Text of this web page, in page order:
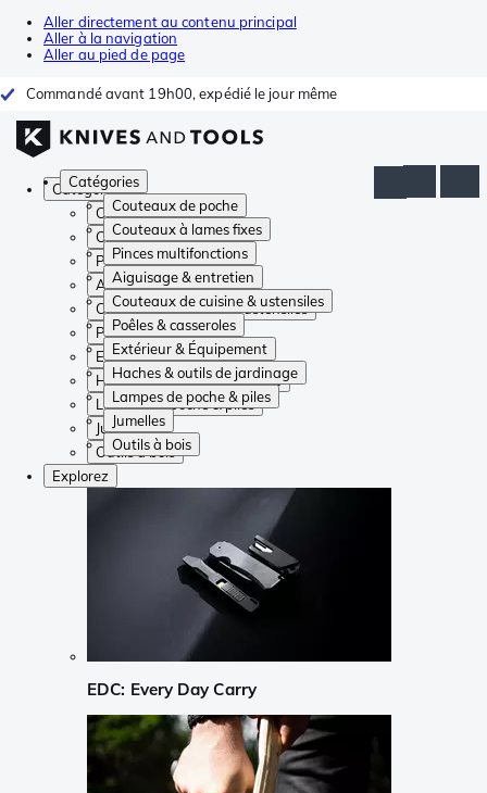
Aller directement au contenu principal
Aller à la navigation
Aller au pied de page
Commandé avant 19h00, expédié le jour même
Catégories
Couteaux de poche
Couteaux à lames fixes
Pinces multifonctions
Aiguisage & entretien
Couteaux de cuisine & ustensiles
Poêles & casseroles
Extérieur & Équipement
Haches & outils de jardinage
Lampes de poche & piles
Jumelles
Outils à bois
Catégories
Couteaux de poche
Couteaux à lames fixes
Pinces multifonctions
Aiguisage & entretien
Couteaux de cuisine & ustensiles
Poêles & casseroles
Extérieur & Équipement
Haches & outils de jardinage
Lampes de poche & piles
Jumelles
Outils à bois
Explorez
EDC: Every Day Carry